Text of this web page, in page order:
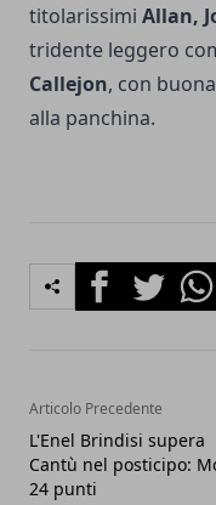
titolarissimi Allan,
tridente leggero
Callejon, con
alla panchina.
FacebookTwitter
Articolo Precedente
L'Enel Brindisi supera
Cantù nel posticipo:
24 punti